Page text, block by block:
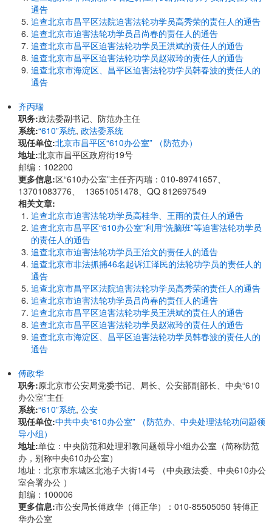
通告
追查北京市昌平区法院迫害法轮功学员高秀荣的责任人的通告
追查北京市迫害法轮功学员吕尚春的责任人的通告
追查北京市昌平区迫害法轮功学员王洪斌的责任人的通告
追查北京市昌平区迫害法轮功学员赵淑玲的责任人的通告
追查北京市海淀区、昌平区迫害法轮功学员韩春波的责任人的
通告
齐丙瑞
职务:政法委副书记、防范办主任
系统:“610”系统, 政法委系统
现任单位:北京市昌平区“610办公室” （防范办）
地址:北京市昌平区政府街19号
邮编：102200
更多信息:区“610办公室”主任齐丙瑞：010-89741657、
13701083776、 13651051478、QQ 812697549
相关文章:
追查北京市迫害法轮功学员高桂华、王雨的责任人的通告
追查北京市昌平区“610办公室”利用“洗脑班”等迫害法轮功学员
的责任人的通告
追查北京市迫害法轮功学员王治文的责任人的通告
追查北京市非法抓捕46名起诉江泽民的法轮功学员的责任人的
通告
追查北京市昌平区法院迫害法轮功学员高秀荣的责任人的通告
追查北京市迫害法轮功学员吕尚春的责任人的通告
追查北京市昌平区迫害法轮功学员王洪斌的责任人的通告
追查北京市昌平区迫害法轮功学员赵淑玲的责任人的通告
追查北京市海淀区、昌平区迫害法轮功学员韩春波的责任人的
通告
傅政华
职务:原北京市公安局党委书记、局长、公安部副部长、中央“610
办公室”主任
系统:“610”系统, 公安
现任单位:中共中央“610办公室” （防范办、中央处理法轮功问题领
导小组）
地址:单位：中央防范和处理邪教问题领导小组办公室（简称防范
办，别称中央610办公室）
地址：北京市东城区北池子大街14号 （中央政法委、中央610办公
室合署办公 ）
邮编：100006
更多信息:市公安局长傅政华（傅正华）：010-85505050 转傅正
华办公室